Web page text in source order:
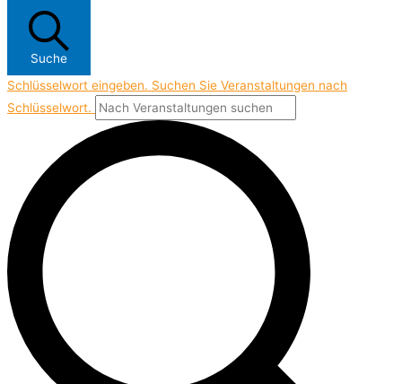
Suche
Schlüsselwort eingeben. Suchen Sie Veranstaltungen nach
Schlüsselwort.